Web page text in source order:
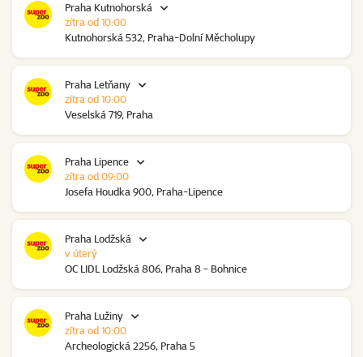
Praha Kutnohorská
Kutnohorská 532, Praha-Dolní Měcholupy
zítra od 10:00
Praha Letňany
Veselská 719, Praha
zítra od 10:00
Praha Lipence
Josefa Houdka 900, Praha-Lipence
zítra od 09:00
Praha Lodžská
OC LIDL Lodžská 806, Praha 8 - Bohnice
v úterý
Praha Lužiny
Archeologická 2256, Praha 5
zítra od 10:00